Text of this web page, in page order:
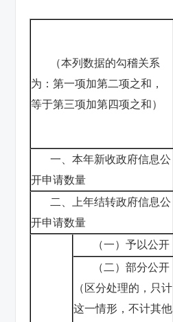
（本列数据的勾稽关系
为：第一项加第二项之和，
等于第三项加第四项之和）
一、本年新收政府信息公
开申请数量
二、上年结转政府信息公
开申请数量
（一）予以公开
（二）部分公开
（区分处理的，只计
这一情形，不计其他